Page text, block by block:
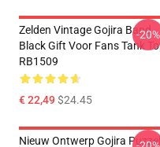
Zelden Vintage Gojira Band
Black Gift Voor Fans Tank
RB1509
€ 22,49$24.45
-20%
Nieuw Ontwerp Gojira Puzzel